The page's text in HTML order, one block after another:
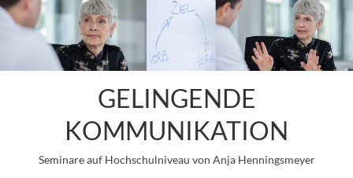
GELINGENDE
KOMMUNIKATION
Seminare auf Hochschulniveau von Anja Henningsmeyer